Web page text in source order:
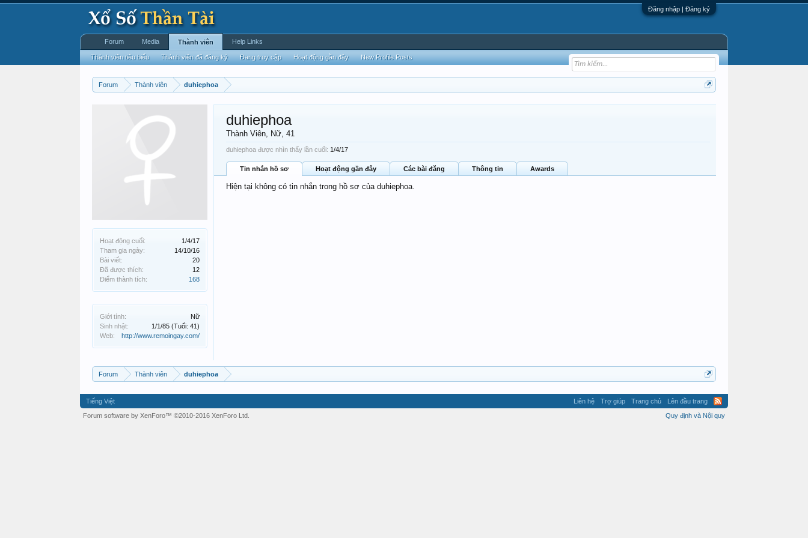
Đăng nhập | Đăng ký
Forum Thành viên duhiephoa
Hoạt động cuối:
1/4/17
Tham gia ngày:
14/10/16
Bài viết:
20
Đã được thích:
12
Điểm thành tích:
168
Giới tính:
Nữ
Sinh nhật:
1/1/85 (Tuổi: 41)
Web:
http://www.remoingay.com/
duhiephoa
Thành Viên, Nữ, 41
duhiephoa được nhìn thấy lần cuối: 1/4/17
Tin nhắn hồ sơ Hoạt động gần đây Các bài đăng Thông tin Awards
Hiện tại không có tin nhắn trong hồ sơ của duhiephoa.
Forum Thành viên duhiephoa
Forum Media Thành viên
Thành viên tiêu biểu Thành viên đã đăng ký Đang truy cập Hoạt động gần đây New Profile Posts
Help Links
Tiếng Việt Liên hệ Trợ giúp Trang chủ
Lên đầu trang
Quy định và Nội quy
Forum software by XenForo™ ©2010-2016 XenForo Ltd.